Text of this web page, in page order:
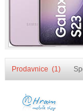
Prodavnice (1)